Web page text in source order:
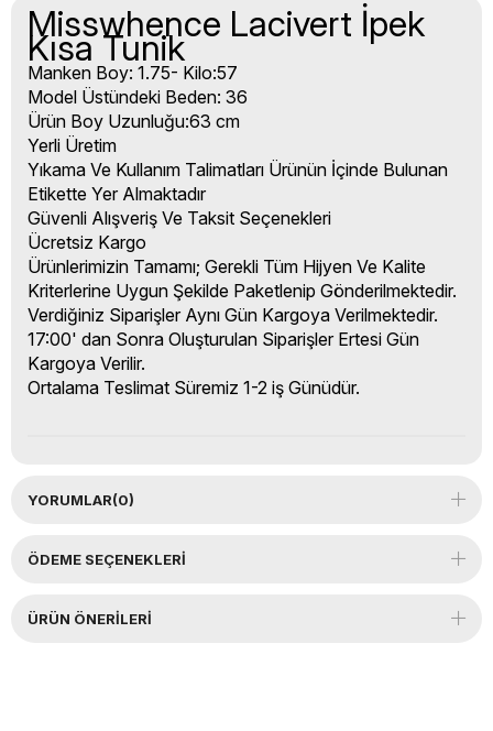
Misswhence Lacivert İpek
Kısa Tunik
Manken Boy: 1.75- Kilo:57
Model Üstündeki Beden: 36
Ürün Boy Uzunluğu:63 cm
Yerli Üretim
Yıkama Ve Kullanım Talimatları Ürünün İçinde Bulunan
Etikette Yer Almaktadır
Güvenli Alışveriş Ve Taksit Seçenekleri
Ücretsiz Kargo
Ürünlerimizin Tamamı; Gerekli Tüm Hijyen Ve Kalite
Kriterlerine Uygun Şekilde Paketlenip Gönderilmektedir.
Verdiğiniz Siparişler Aynı Gün Kargoya Verilmektedir.
17:00' dan Sonra Oluşturulan Siparişler Ertesi Gün
Kargoya Verilir.
Ortalama Teslimat Süremiz 1-2 iş Günüdür.
YORUMLAR(0)
ÖDEME SEÇENEKLERI
ÜRÜN ÖNERILERI